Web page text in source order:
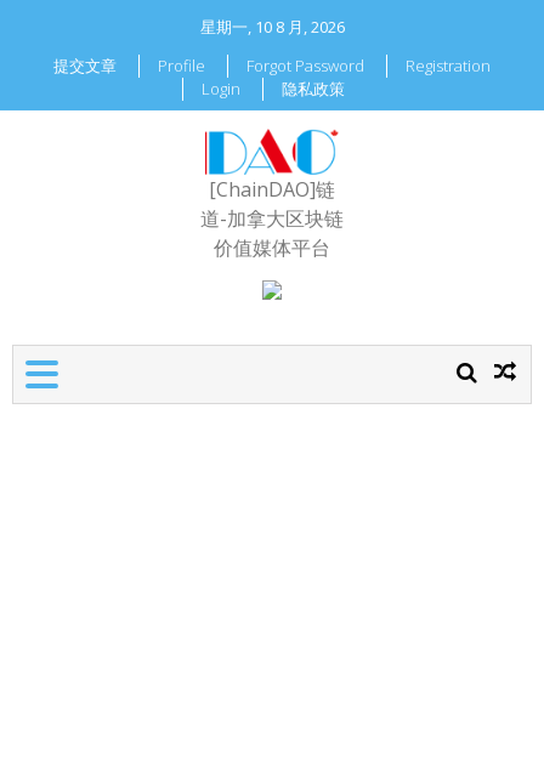
星期一, 10 8 月, 2026
提交文章
Profile Forgot Password
Registration
Login
隐私政策
[ChainDAO]链
道-加拿大区块链
价值媒体平台